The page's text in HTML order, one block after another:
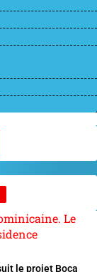
Le
le projet Boca